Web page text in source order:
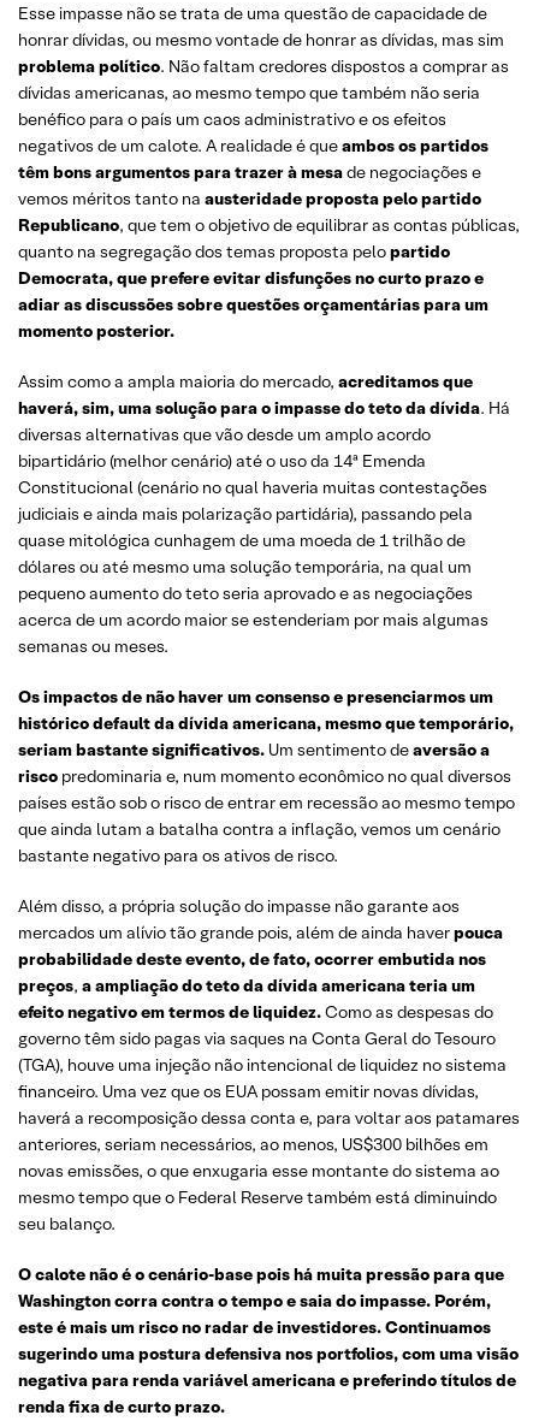
Esse impasse não se trata de uma questão de capacidade de
honrar dívidas, ou mesmo vontade de honrar as dívidas, mas sim
problema político. Não faltam credores dispostos a comprar as
dívidas americanas, ao mesmo tempo que também não seria
benéfico para o país um caos administrativo e os efeitos
negativos de um calote. A realidade é queambos os partidos
têm bons argumentos para trazer à mesade negociações e
vemos méritos tanto na austeridade proposta pelo partido
Republicano, que tem o objetivo de equilibrar as contas públicas,
quanto na segregação dos temas proposta pelopartido
Democrata, que prefere evitar disfunções no curto prazo e
adiar as discussões sobre questões orçamentárias para um
momento posterior.
Assim como a ampla maioria do mercado, acreditamos que
haverá, sim, uma solução para o impasse do teto da dívida. Há
diversas alternativas que vão desde um amplo acordo
bipartidário (melhor cenário) até o uso da 14ª Emenda
Constitucional (cenário no qual haveria muitas contestações
judiciais e ainda mais polarização partidária), passando pela
quase mitológica cunhagem de uma moeda de 1 trilhão de
dólares ou até mesmo uma solução temporária, na qual um
pequeno aumento do teto seria aprovado e as negociações
acerca de um acordo maior se estenderiam por mais algumas
semanas ou meses.
Os impactos de não haver um consenso e presenciarmos um
histórico default da dívida americana, mesmo que temporário,
seriam bastante significativos. Um sentimento deaversão a
risco predominaria e, num momento econômico no qual diversos
países estão sob o risco de entrar em recessão ao mesmo tempo
que ainda lutam a batalha contra a inflação, vemos um cenário
bastante negativo para os ativos de risco.
Além disso, a própria solução do impasse não garante aos
mercados um alívio tão grande pois, além de ainda haverpouca
probabilidade deste evento, de fato, ocorrer embutida nos
preços, a ampliação do teto da dívida americana teria um
efeito negativo em termos de liquidez.Como as despesas do
governo têm sido pagas via saques na Conta Geral do Tesouro
(TGA), houve uma injeção não intencional de liquidez no sistema
financeiro. Uma vez que os EUA possam emitir novas dívidas,
haverá a recomposição dessa conta e, para voltar aos patamares
anteriores, seriam necessários, ao menos, US$300 bilhões em
novas emissões, o que enxugaria esse montante do sistema ao
mesmo tempo que o Federal Reserve também está diminuindo
seu balanço.
O calote não é o cenário-base pois há muita pressão para que
Washington corra contra o tempo e saia do impasse. Porém,
este é mais um risco no radar de investidores. Continuamos
sugerindo uma postura defensiva nos portfolios, com uma visão
negativa para renda variável americana e preferindo títulos de
renda fixa de curto prazo.